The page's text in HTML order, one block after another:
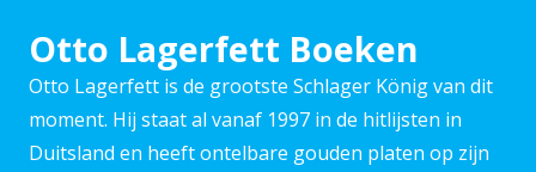
Otto Lagerfett Boeken
Otto Lagerfett is de grootste Schlager König van dit
moment. Hij staat al vanaf 1997 in de hitlijsten in
Duitsland en heeft ontelbare gouden platen op zijn